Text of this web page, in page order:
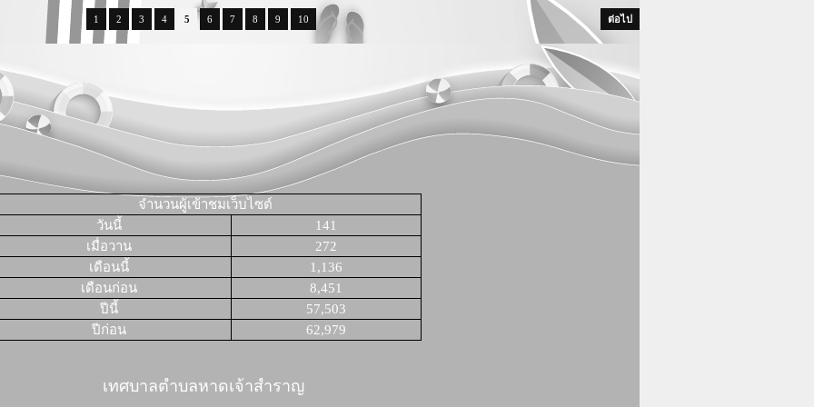
1 2 3 4 5 6 7 8 9 10 ต่อไป
จำนวนผู้เข้าชมเว็บไซต์
วันนี้
141
เมื่อวาน
272
เดือนนี้
1,136
เดือนก่อน
8,451
ปีนี้
57,503
ปีก่อน
62,979
เทศบาลตำบลหาดเจ้าสำราญ